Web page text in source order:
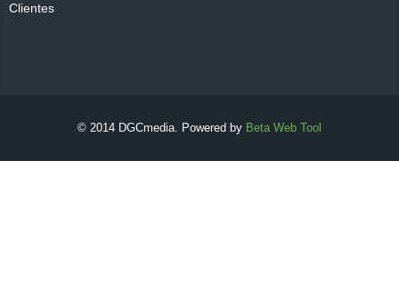
Clientes
© 2014 DGCmedia. Powered by Beta Web Tool